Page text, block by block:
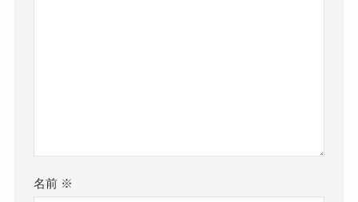
名前 ※